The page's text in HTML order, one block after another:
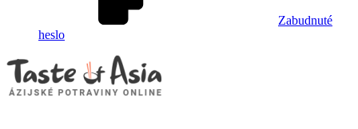
Zabudnuté
heslo